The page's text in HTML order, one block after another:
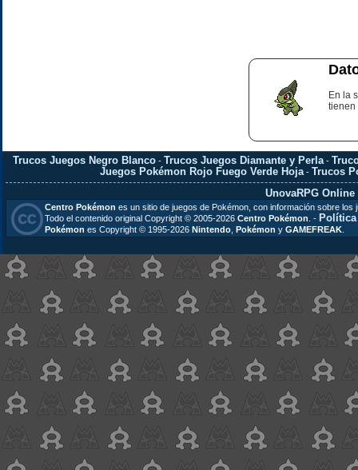
En la
tienen
Trucos Juegos Negro Blanco- Trucos Juegos Diamante y Perla-
Juegos Pokémon Rojo Fuego Verde Hoja -Trucos
UnovaRPG Online
Centro Pokémon es un sitio de juegos de Pokémon, con información sobre
Todo el contenido original Copyright © 2005-2026 Centro Pokémon . -
Pokémon es Copyright © 1995-2026 Nintendo Pokémon y GAMEFREAK